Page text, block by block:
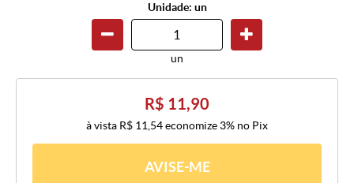
Unidade: un
un
R$ 11,90
à vista R$ 11,54economize 3% no Pix
AVISE-ME